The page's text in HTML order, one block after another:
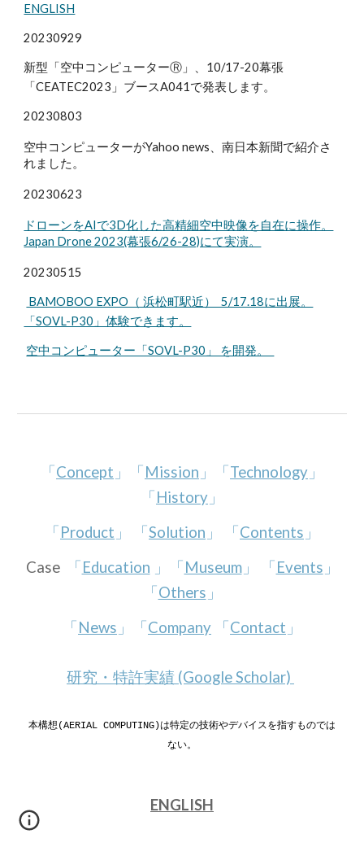
ENGLISH
20230929
新型「空中コンピューターⓇ」、10/17-20幕張
「CEATEC2023」ブースA041で発表します。
20230803
空中コンピューターがYahoo news、南日本新聞で紹介さ
れました。
20230623
ドローンをAIで3D化した高精細空中映像を自在に操作。
Japan Drone 2023(幕張6/26-28)にて実演。
20230515
BAMOBOO EXPO（ 浜松町駅近） 5/17.18に出展。
「SOVL-P30」体験できます。
空中コンピューター「SOVL-P30」 を開発。
「Concept 」「Mission 」「Technology 」
「History 」
「Product 」 「Solution 」 「Contents 」
Case
「Education 」「Museum」 「Events 」
「Others 」
「News 」「Company 「Contact 」
研究・特許実績 (Google Scholar)
本構想(AERIAL COMPUTING)は特定の技術やデバイスを指すものでは
ない。
ENGLISH